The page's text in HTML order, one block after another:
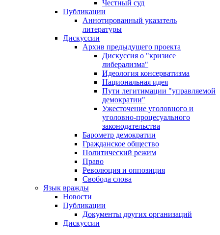
Честный суд
Публикации
Аннотированный указатель
литературы
Дискуссии
Архив предыдущего проекта
Дискуссия о "кризисе
либерализма"
Идеология консерватизма
Национальная идея
Пути легитимации "управляемой
демократии"
Ужесточение уголовного и
уголовно-процесуального
законодательства
Барометр демократии
Гражданское общество
Политический режим
Право
Революция и оппозиция
Свобода слова
Язык вражды
Новости
Публикации
Документы других организаций
Дискуссии